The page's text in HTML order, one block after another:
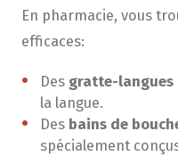
En pharmacie, vous
efficaces:
Des gratte-langues
la langue.
Des bains de
spécialement